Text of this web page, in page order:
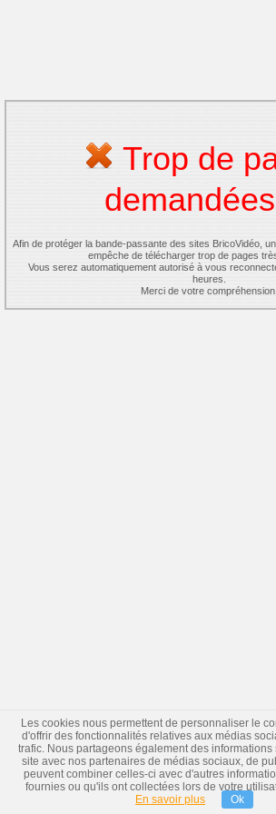
Trop de
demandées
Afin de protéger la bande-passante des sites BricoVidéo,
empêche de télécharger trop de pages
Vous serez automatiquement autorisé à vous
heures.
Merci de votre compréhension.
Les cookies nous permettent de personnaliser le
d'offrir des fonctionnalités relatives aux médias
trafic. Nous partageons également des informations
site avec nos partenaires de médias sociaux, de
peuvent combiner celles-ci avec d'autres
fournies ou qu'ils ont collectées lors de votre
En savoir plus
Ok